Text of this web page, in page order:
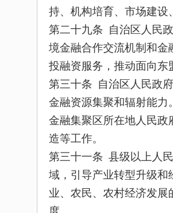
持、机构培育、市场建设
第二十九条 自治区人民
境金融合作交流机制和金
投融资服务，推动面向东
第三十条 自治区人民政
金融资源集聚和辐射能力
金融集聚区所在地人民政
造等工作。
第三十一条 县级以上人
域，引导产业转型升级和
业、农民、农村经济发